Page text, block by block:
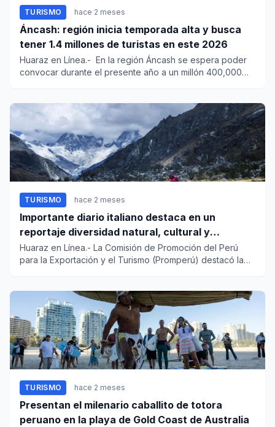
TURISMO hace 2 meses
Áncash: región inicia temporada alta y busca
tener 1.4 millones de turistas en este 2026
Huaraz en Línea.- En la región Áncash se espera poder
convocar durante el presente año a un millón 400,000
TURISMO hace 2 meses
Importante diario italiano destaca en un
reportaje diversidad natural, cultural y
paisajística del Perú
Huaraz en Línea.- La Comisión de Promoción del Perú
para la Exportación y el Turismo (Promperú) destacó la
TURISMO hace 2 meses
Presentan el milenario caballito de totora
peruano en la playa de Gold Coast de Australia